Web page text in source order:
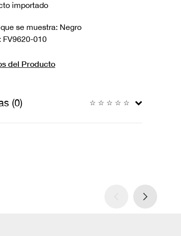
importado
se muestra: Negro
FV9620-010
del Producto
(0) ☆ ☆ ☆ ☆ ☆